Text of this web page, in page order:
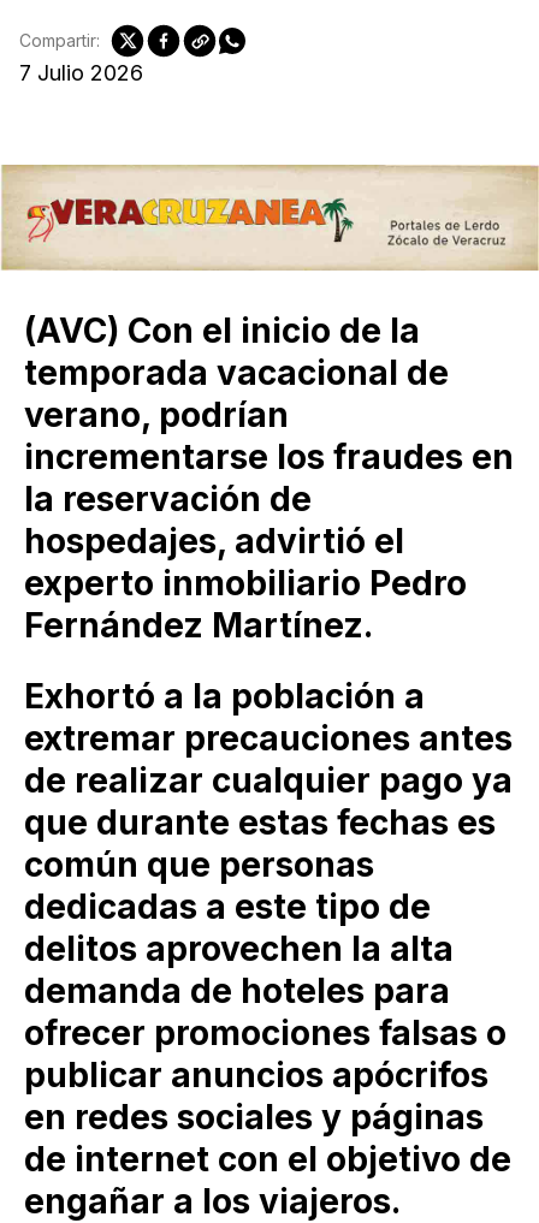
7 Julio 2026
Compartir:
(AVC) Con el inicio de la
temporada vacacional de
verano, podrían
incrementarse los fraudes en
la reservación de
hospedajes, advirtió el
experto inmobiliario Pedro
Fernández Martínez.
Exhortó a la población a
extremar precauciones antes
de realizar cualquier pago ya
que durante estas fechas es
común que personas
dedicadas a este tipo de
delitos aprovechen la alta
demanda de hoteles para
ofrecer promociones falsas o
publicar anuncios apócrifos
en redes sociales y páginas
de internet con el objetivo de
engañar a los viajeros.